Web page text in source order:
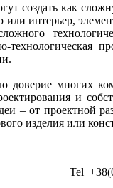
создать как
или интерьер,
технологическая
доверие многих
и
– от проектной
изделия или
Tel